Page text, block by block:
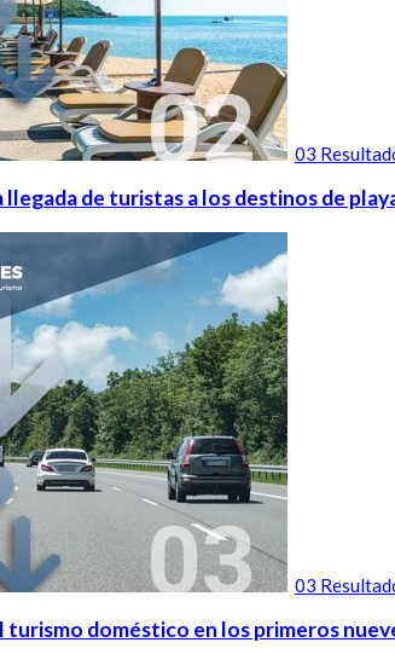
03
llegada de turistas a los destinos de
03
doméstico en los primeros